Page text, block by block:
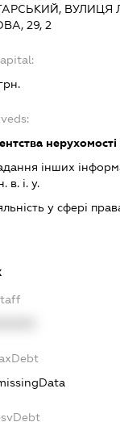
ВУЛИЦЯ
29, 2
нерухомості
інших
в. і. у.
у сфері